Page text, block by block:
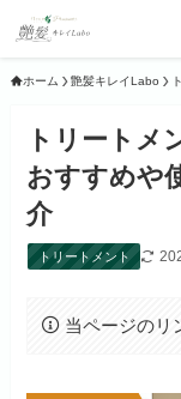
ホーム 艶髪キレイLabo
トリートメ
おすすめや
介
トリートメント
当ページのリ